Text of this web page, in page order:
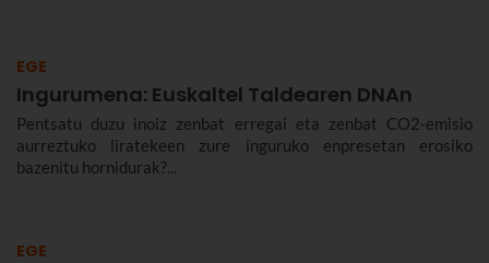
EGE
Ingurumena: Euskaltel Taldearen DNAn
Pentsatu duzu inoiz zenbat erregai eta zenbat CO2-emisio
aurreztuko liratekeen zure inguruko enpresetan erosiko
bazenitu hornidurak?...
EGE